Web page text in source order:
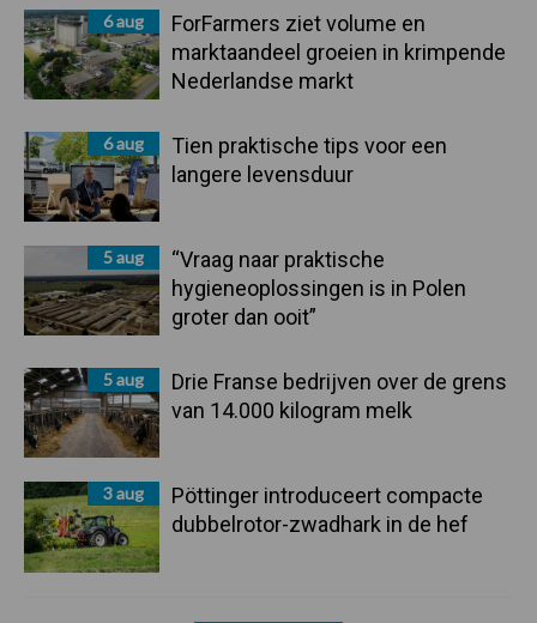
6 aug
ForFarmers ziet volume en
marktaandeel groeien in krimpende
Nederlandse markt
6 aug
Tien praktische tips voor een
langere levensduur
5 aug
“Vraag naar praktische
hygieneoplossingen is in Polen
groter dan ooit”
5 aug
Drie Franse bedrijven over de grens
van 14.000 kilogram melk
3 aug
Pöttinger introduceert compacte
dubbelrotor-zwadhark in de hef